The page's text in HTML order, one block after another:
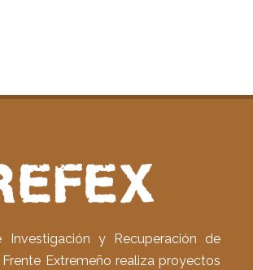
Investigación y Recuperación de
Extremeño realiza proyectos